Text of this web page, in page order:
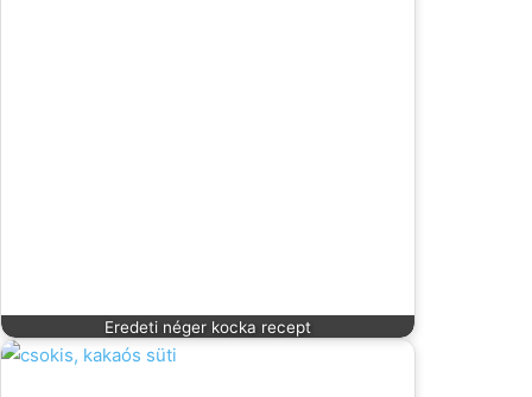
Eredeti néger kocka recept